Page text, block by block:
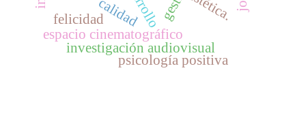
espacio cinematográfico
investigación audiovisual
calidad
psicología positiva
felicidad